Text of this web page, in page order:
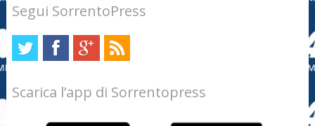
Segui SorrentoPress
Scarica l’app di Sorrentopress